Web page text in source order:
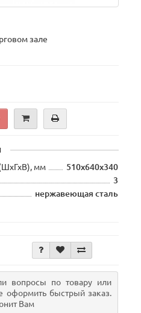
зале
мм
510х640х340
3
нержавеющая сталь
вопросы по товару или
быстрый заказ.
Вам